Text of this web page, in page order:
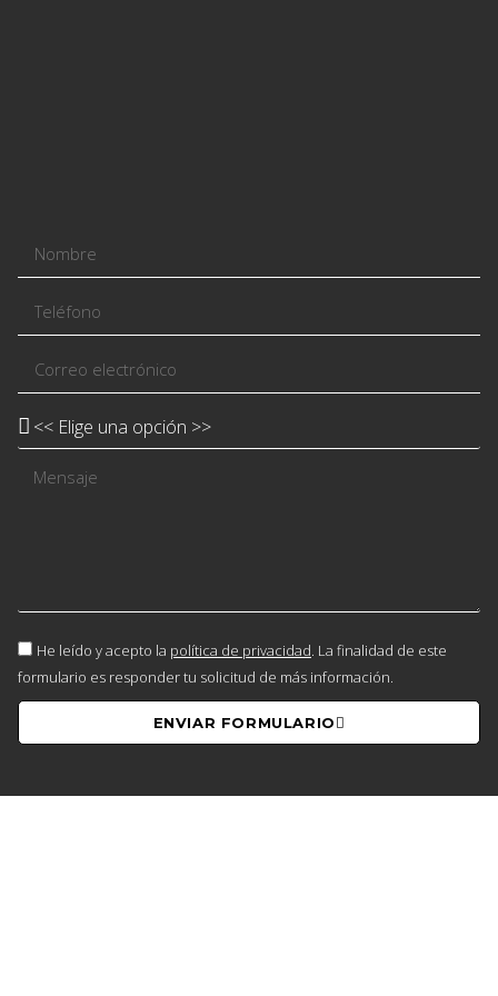
He leído y acepto la política de privacidad. La finalidad de este
formulario es responder tu solicitud de más información.
ENVIAR FORMULARIO